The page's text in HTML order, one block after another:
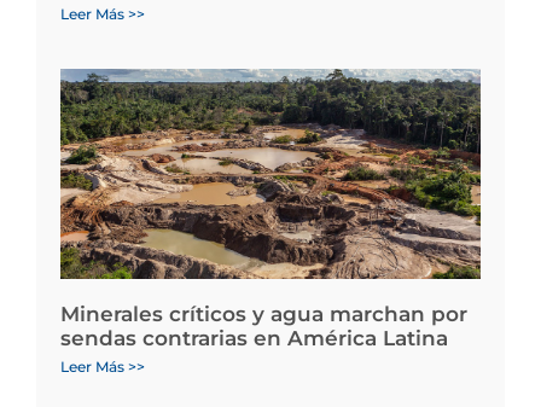
Leer Más >>
Minerales críticos y agua marchan por
sendas contrarias en América Latina
Leer Más >>